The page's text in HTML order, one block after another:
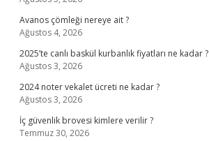
Avanos çömleği nereye ait ?
Ağustos 4, 2026
2025’te canlı baskül kurbanlık fiyatları ne kadar ?
Ağustos 3, 2026
2024 noter vekalet ücreti ne kadar ?
Ağustos 3, 2026
İç güvenlik brovesi kimlere verilir ?
Temmuz 30, 2026